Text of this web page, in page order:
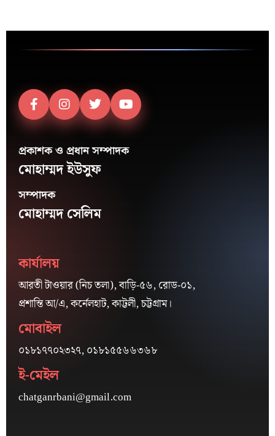
প্রকাশক ও প্রধান সম্পাদক
মোহাম্মদ ইউসুফ
সম্পাদক
মোহাম্মদ সেলিম
কার্যালয়
আরতী টাওয়ার (নিচ তলা), বাড়ি-৫৬, রোড-০১,
প্রশান্তি আ/এ, কর্নেলহাট, কাট্টলী, চট্টগ্রাম।
মোবাইল
০১৮১৭৭০২৩২৭, ০১৮১৫৫৬৬৩৬৮
ই-মেইল
chatganrbani@gmail.com